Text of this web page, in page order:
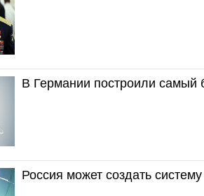
В Германии построили самый
Россия может создать